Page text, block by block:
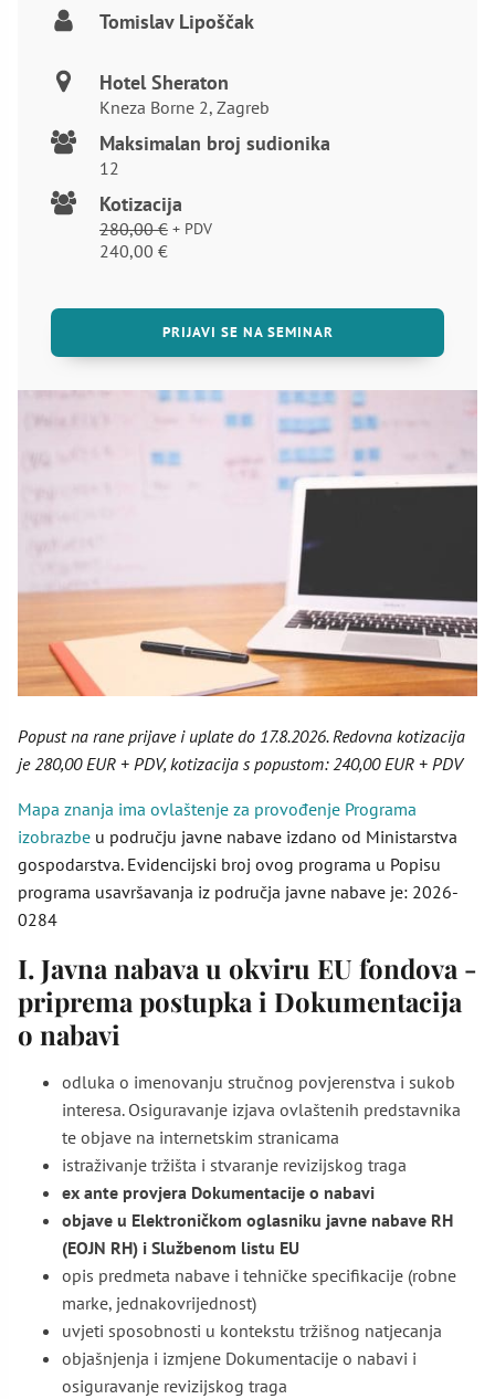
Tomislav Lipoščak
Hotel Sheraton
Kneza Borne 2, Zagreb
Maksimalan broj sudionika
12
Kotizacija
280,00€
Izvorna
je:
280,00 €.
240,00 €
240,00 €.
+ PDV
PRIJAVI SE NA SEMINAR
Popust na rane prijave i uplate do 17.8.2026. Redovna kotizacija
je 280,00 EUR + PDV, kotizacija s popustom: 240,00 EUR + PDV
Mapa znanja ima ovlaštenje za provođenje Programa
izobrazbe u području javne nabave izdano od Ministarstva
gospodarstva. Evidencijski broj ovog programa u Popisu
programa usavršavanja iz područja javne nabave je: 2026-
0284
I. Javna nabava u okviru EU fondova -
priprema postupka i Dokumentacija
o nabavi
odluka o imenovanju stručnog povjerenstva i sukob
interesa. Osiguravanje izjava ovlaštenih predstavnika
te objave na internetskim stranicama
istraživanje tržišta i stvaranje revizijskog traga
ex ante provjera Dokumentacije o nabavi
objave u Elektroničkom oglasniku javne nabave RH
(EOJN RH) i Službenom listu EU
opis predmeta nabave i tehničke specifikacije (robne
marke, jednakovrijednost)
uvjeti sposobnosti u kontekstu tržišnog natjecanja
objašnjenja i izmjene Dokumentacije o nabavi i
osiguravanje revizijskog traga